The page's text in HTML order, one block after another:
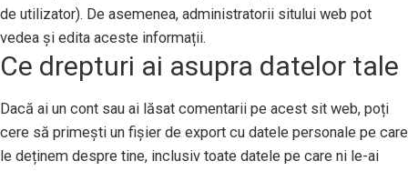
de utilizator). De asemenea, administratorii sitului web pot
vedea și edita aceste informații.
Ce drepturi ai asupra datelor tale
Dacă ai un cont sau ai lăsat comentarii pe acest sit web, poți
cere să primești un fișier de export cu datele personale pe care
le deținem despre tine, inclusiv toate datele pe care ni le-ai